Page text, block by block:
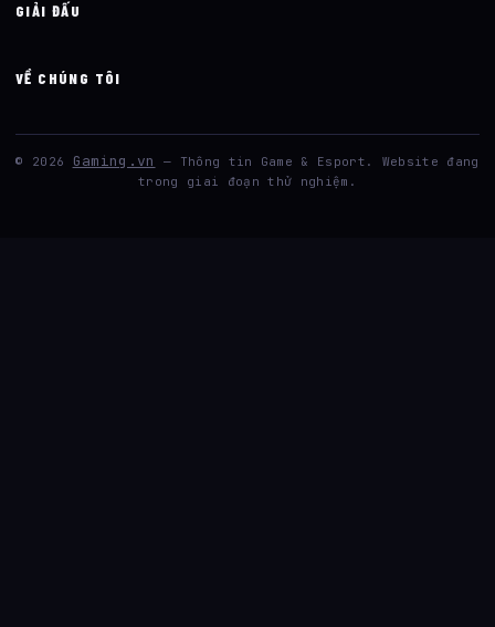
GIẢI ĐẤU
VỀ CHÚNG TÔI
© 2026 Gaming.vn
— Thông tin Game & Esport. Website đang
trong giai đoạn thử nghiệm.